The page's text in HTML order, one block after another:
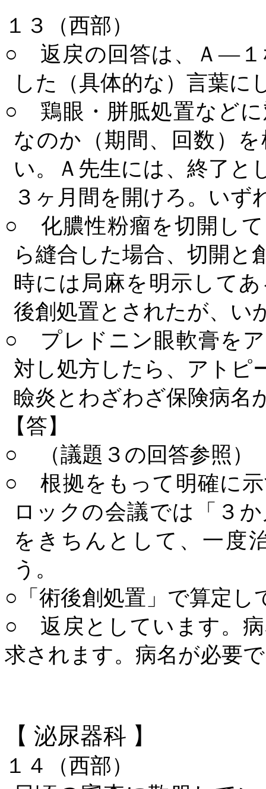
１３（西部）
○ 返戻の回答は、Ａ―１
した（具体的な）言葉に
○ 鶏眼・胼胝処置などに
なのか（期間、回数）
い。Ａ先生には、終了と
３ヶ月間を開けろ。いず
○ 化膿性粉瘤を切開して
ら縫合した場合、切開と
時には局麻を明示して
後創処置とされたが、い
○ プレドニン眼軟膏をア
対し処方したら、アトピ
瞼炎とわざわざ保険病名
【答】
○ （議題３の回答参照）
○ 根拠をもって明確に示
ロックの会議では「３
をきちんとして、一度
う。
○「術後創処置」で算定し
○ 返戻としています。病
求されます。病名が必要
【 泌尿器科 】
１４（西部）